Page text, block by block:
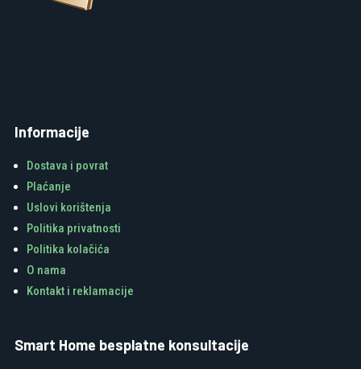
Informacije
Dostava i povrat
Plaćanje
Uslovi korištenja
Politika privatnosti
Politika kolačića
O nama
Kontakt i reklamacije
Smart Home besplatne konsultacije